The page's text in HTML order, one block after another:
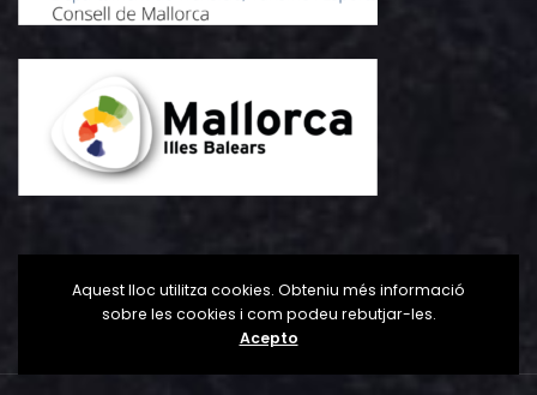
Aquest lloc utilitza cookies. Obteniu més informació
sobre les cookies i com podeu rebutjar-les.
Acepto